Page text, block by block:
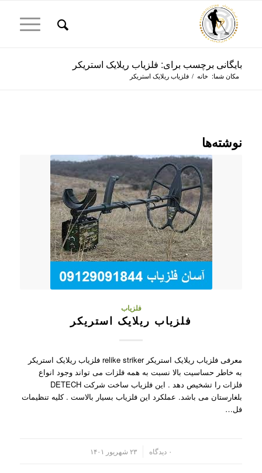
بایگانی برچسب برای: فلزیاب ریلایک استریکر
مکان شما: خانه / فلزیاب ریلایک استریکر
نوشته‌ها
فلزیاب
فلزیاب ریلایک استریکر
معرفی فلزیاب ریلایک استریکر relike striker فلزیاب ریلایک استریکر
به خاطر حساسیت بالا نسبت به همه فلزات می تواند وجود انواع
فلزات را تشخیص دهد . این فلزیاب ساخت شرکت DETECH
بلغارستان می باشد. عملکرد این فلزیاب بسیار بالاست . کلیه تنظیمات
فل…
۰ دیدگاه ۲۳ شهریور ۱۴۰۱